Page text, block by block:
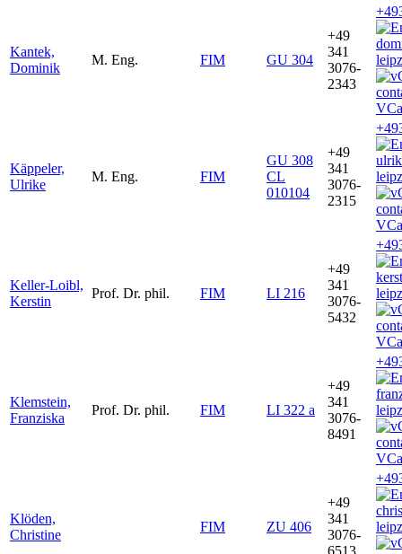
Kantek,
Dominik
M. Eng. FIM GU 304
+49
341
3076-
2343
Käppeler,
Ulrike
M. Eng. FIM
GU 308
CL
010104
+49
341
3076-
2315
Keller-Loibl,
Kerstin
Prof. Dr. phil. FIM LI 216
+49
341
3076-
5432
Klemstein,
Franziska
Prof. Dr. phil. FIM LI 322 a
+49
341
3076-
8491
Klöden,
Christine
FIM ZU 406
+49
341
3076-
6513